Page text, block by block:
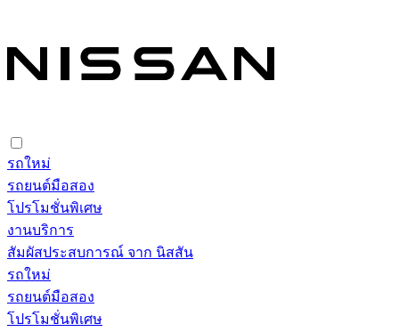
รถใหม่
รถยนต์มือสอง
โปรโมชั่นพิเศษ
งานบริการ
สัมผัสประสบการณ์ จาก นิสสัน
รถใหม่
รถยนต์มือสอง
โปรโมชั่นพิเศษ